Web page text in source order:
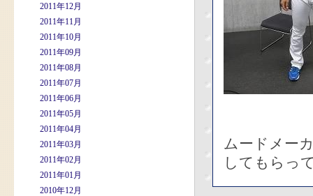
2011年12月
2011年11月
2011年10月
2011年09月
2011年08月
2011年07月
2011年06月
2011年05月
2011年04月
2011年03月
2011年02月
2011年01月
2010年12月
ムードメー
してもらっ